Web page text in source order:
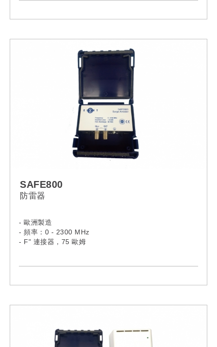
SAFE800
防雷器
- 歐洲製造
- 頻率：0 - 2300 MHz
- F" 連接器，75 歐姆